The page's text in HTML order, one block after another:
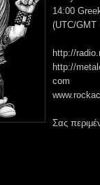
14:00
(UTC/GMT
http://
http://
com
Σας